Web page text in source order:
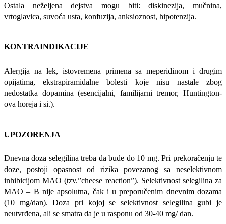
Ostala neželjena dejstva mogu biti: diskinezija, mučnina,
vrtoglavica, suvoća usta, konfuzija, anksioznost, hipotenzija.
KONTRAINDIKACIJE
Alergija na lek, istovremena primena sa meperidinom i drugim
opijatima, ekstrapiramidalne bolesti koje nisu nastale zbog
nedostatka dopamina (esencijalni, familijarni tremor, Huntington-
ova horeja i si.).
UPOZORENJA
Dnevna doza selegilina treba da bude do 10 mg. Pri prekoračenju te
doze, postoji opasnost od rizika povezanog sa neselektivnom
inhibicijom MAO (tzv.”cheese reaction”). Selektivnost selegilina za
MAO – B nije apsolutna, čak i u preporučenim dnevnim dozama
(10 mg/dan). Doza pri kojoj se selektivnost selegilina gubi je
neutvrđena, ali se smatra da je u rasponu od 30-40 mg/ dan.